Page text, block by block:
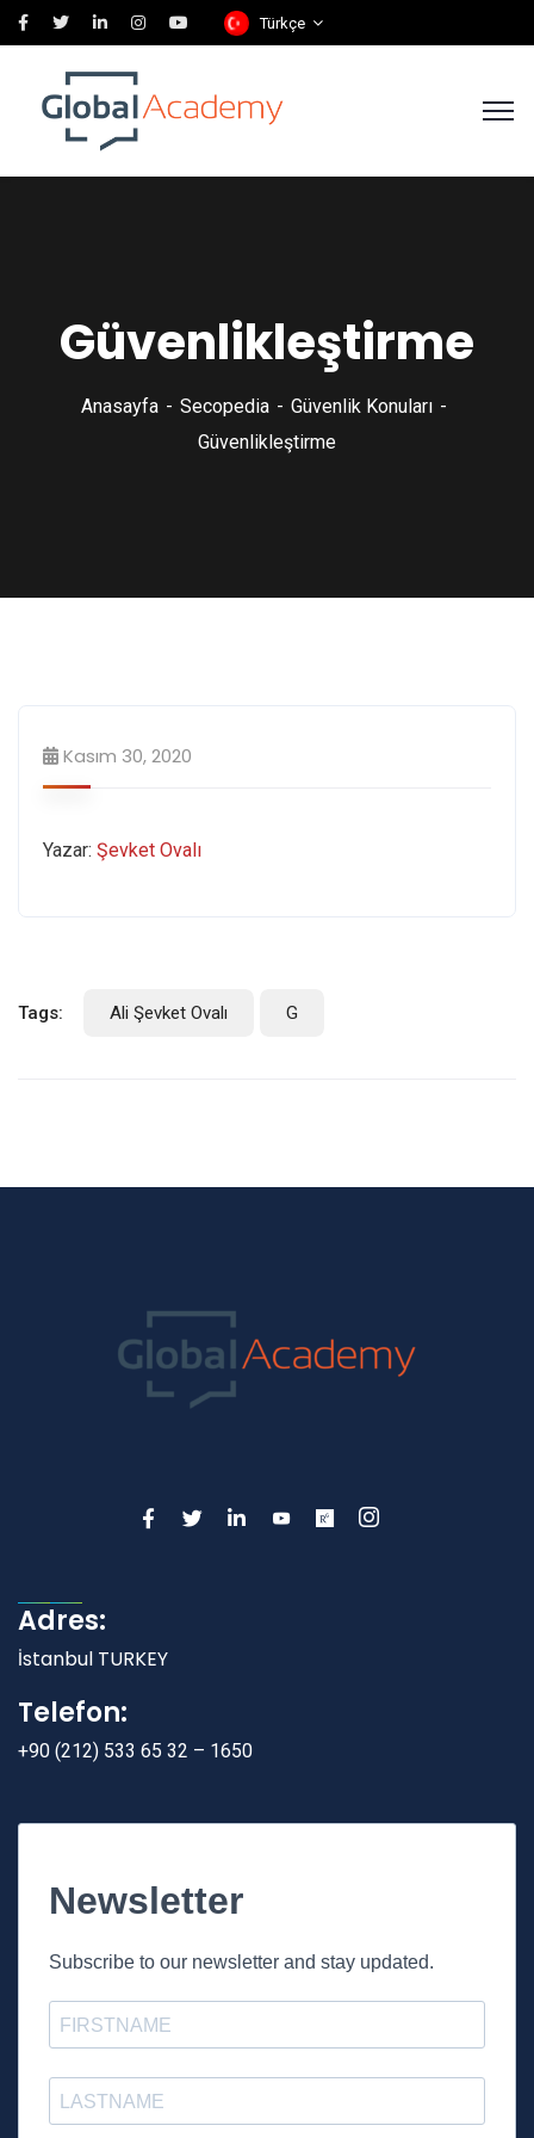
Türkçe
Güvenlikleştirme
Anasayfa Secopedia
Güvenlik Konuları
Güvenlikleştirme
Kasım 30, 2020
Yazar: Şevket Ovalı
Tags: Ali Şevket Ovalı G
Adres:
İstanbul TURKEY
Telefon:
+90 (212) 533 65 32 – 1650
Newsletter
Subscribe to our newsletter and stay updated.